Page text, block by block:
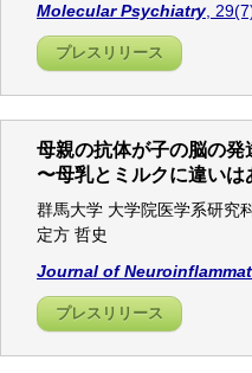
Molecular Psychiatry,
プレスリリース
母親の抗体が子の脳の発
〜母乳とミルクに違いは
群馬大学 大学院医学系研究
定方 哲史
Journal of
プレスリリース